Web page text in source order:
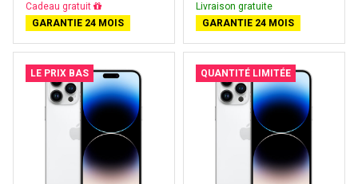
Presque épuisé
GARANTIE 24 MOIS
Livraison gratuite
GARANTIE 24 MOIS
LE PRIX BAS QUANTITÉ LIMITÉE